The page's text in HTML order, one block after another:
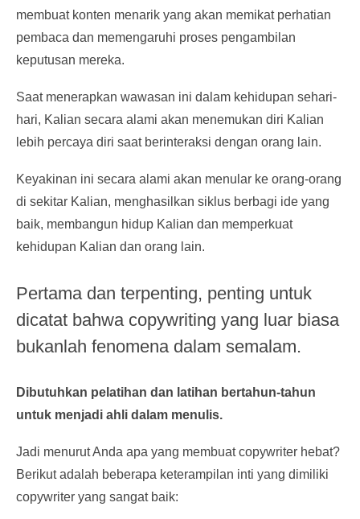
membuat konten menarik yang akan memikat perhatian
pembaca dan memengaruhi proses pengambilan
keputusan mereka.
Saat menerapkan wawasan ini dalam kehidupan sehari-
hari, Kalian secara alami akan menemukan diri Kalian
lebih percaya diri saat berinteraksi dengan orang lain.
Keyakinan ini secara alami akan menular ke orang-orang
di sekitar Kalian, menghasilkan siklus berbagi ide yang
baik, membangun hidup Kalian dan memperkuat
kehidupan Kalian dan orang lain.
Pertama dan terpenting, penting untuk
dicatat bahwa copywriting yang luar biasa
bukanlah fenomena dalam semalam.
Dibutuhkan pelatihan dan latihan bertahun-tahun
untuk menjadi ahli dalam menulis.
Jadi menurut Anda apa yang membuat copywriter hebat?
Berikut adalah beberapa keterampilan inti yang dimiliki
copywriter yang sangat baik: